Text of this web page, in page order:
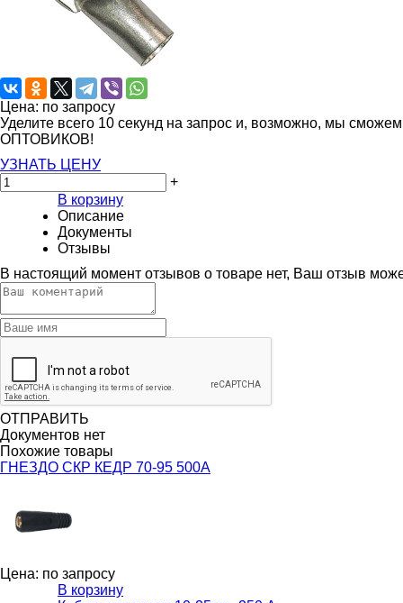
Цена: по запросу
Уделите всего 10 секунд на запрос и, возможно, мы
ОПТОВИКОВ!
УЗНАТЬ ЦЕНУ
+
В корзину
Описание
Документы
Отзывы
В настоящий момент отзывов о товаре нет, Ваш отзыв
ОТПРАВИТЬ
Документов нет
Похожие товары
ГНЕЗДО СКР КЕДР 70-95 500А
Цена: по запросу
В корзину